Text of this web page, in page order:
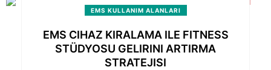
EMS KULLANIM ALANLARI
EMS CIHAZ KIRALAMA ILE FITNESS
STÜDYOSU GELIRINI ARTIRMA
STRATEJISI